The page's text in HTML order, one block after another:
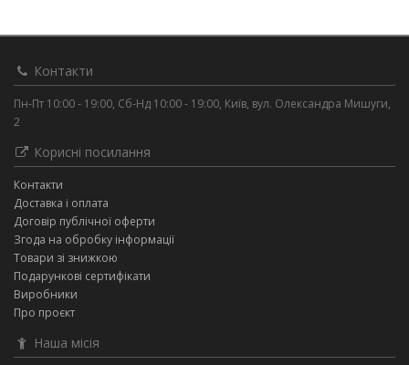
Контакти
Пн-Пт 10:00 - 19:00, Сб-Нд 10:00 - 19:00, Київ, вул. Олександра Мишуги,
2
Корисні посилання
Контакти
Доставка і оплата
Договір публічної оферти
Згода на обробку інформації
Товари зі знижкою
Подарункові сертифікати
Виробники
Про проєкт
Наша місія